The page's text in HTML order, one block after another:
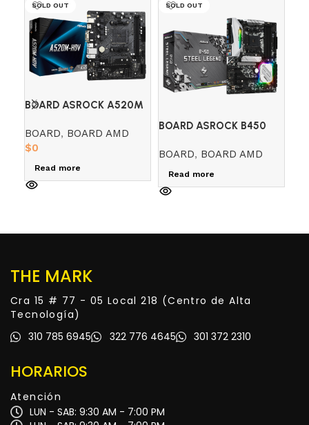
SOLD OUT
BOARD ASROCK A520M
BOARD, BOARD AMD
$0
Read more
SOLD OUT
BOARD ASROCK B450
BOARD, BOARD AMD
Read more
THE MARK
Cra 15 # 77 - 05 Local 218 (Centro de Alta
Tecnología)
310 785 6945
322 776 4645 301 372 2310
HORARIOS
Atención
LUN - SAB: 9:30 AM - 7:00 PM